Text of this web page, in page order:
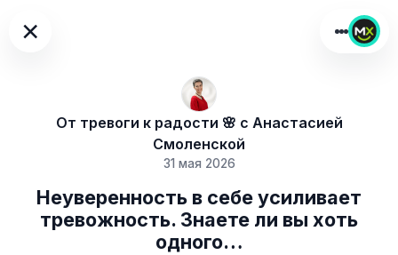
×
От тревоги к радости 🌸 с Анастасией
Смоленской
31 мая 2026
Неуверенность в себе усиливает
тревожность. Знаете ли вы хоть
одного…